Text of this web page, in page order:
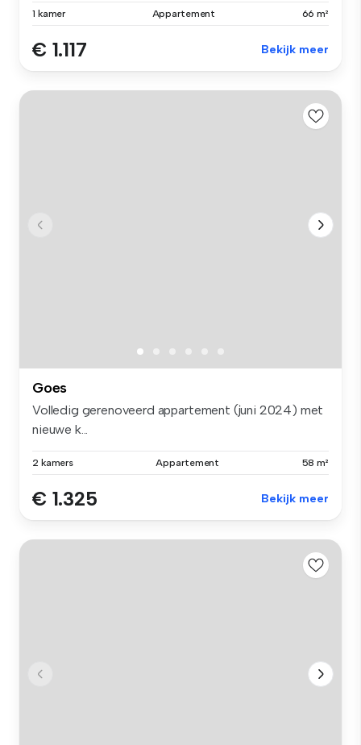
1 kamer Appartement 66 m²
€ 1.117 Bekijk meer
Goes
Volledig gerenoveerd appartement (juni 2024) met
nieuwe k...
2 kamers Appartement 58 m²
€ 1.325 Bekijk meer